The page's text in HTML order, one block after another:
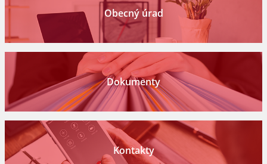
Obecný úrad
Dokumenty
Kontakty